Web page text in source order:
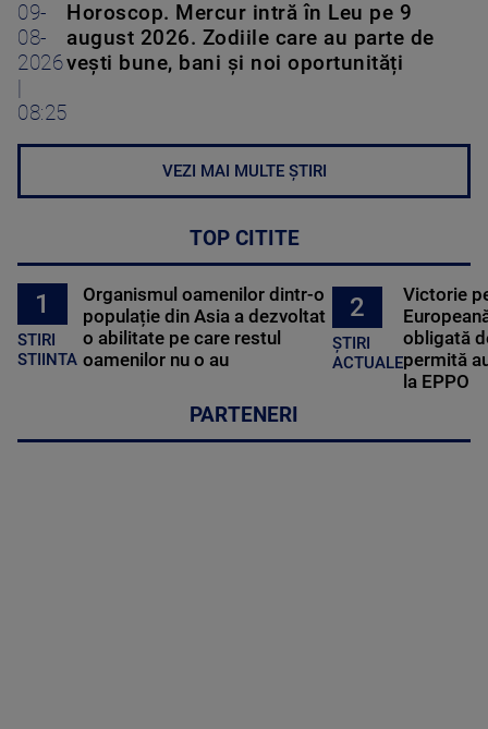
09-
08-
2026
08:25
Horoscop. Mercur intră în Leu pe 9
august 2026. Zodiile care au parte de
vești bune, bani și noi oportunități
VEZI MAI MULTE ȘTIRI
TOP CITITE
1
STIRI
STIINTA
Organismul oamenilor dintr-o
populație din Asia a dezvoltat
o abilitate pe care restul
oamenilor nu o au
2
ȘTIRI
ACTUALE
Victorie
obligată
permită
la EPPO
PARTENERI